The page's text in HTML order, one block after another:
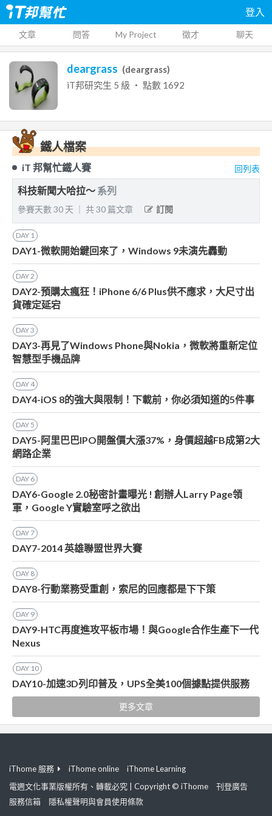
登入
文章 問答 My Project 徵才 聊天
deargrass (deargrass)
iT邦研究生 5 級 ‧ 點數 1692
鐵人檔案
iT 邦幫忙鐵人賽 回列表
科技新聞大哈拉～ 系列
參賽天數30 天 共30 篇文章 訂閱
DAY 1
DAY1-微軟開始鍵回來了，Windows 9未演先轟動
DAY2
DAY2-預購太瘋狂！iPhone 6/6 Plus供不應求，大尺寸出
貨確定延宕
DAY3
DAY3-再見了Windows Phone與Nokia，微軟將重新定位
智慧型手機品牌
DAY4
DAY4-iOS 8的強大與限制！下載前，你必須知道的5件事
DAY5
DAY5-阿里巴巴IPO開盤價大漲37%，身價超越FB成第2大
網路企業
DAY 6
DAY6-Google 2.0秘密計畫曝光 ! 創辦人Larry Page領
軍，Google Y實驗室呼之欲出
DAY7
DAY7-2014 英雄聯盟世界大賽
DAY 8
DAY8-行動業務受重創，索尼的回應都是下下策
DAY 9
DAY9-HTC再度進攻平板市場！與Google合作生產下一代
Nexus
DAY 10
DAY10-加速3D列印普及，UPS全美100個據點提供服務
更多文章
iThome 服務 iThome online
iThome Learning
電週文化事業版權所有、轉載必究 | Copyright © iThome
刊登廣告
服務信箱
隱私權聲明與會員使用條款